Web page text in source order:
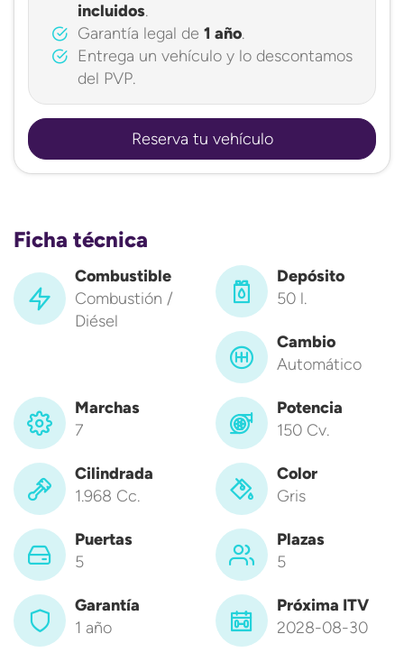
incluidos.
Garantía legal de 1 año.
Entrega un vehículo y lo descontamos
del PVP.
Reserva tu vehículo
Ficha técnica
Combustible
Combustión /
Diésel
Depósito
50 l.
Cambio
Automático
Marchas
7
Potencia
150 Cv.
Cilindrada
1.968 Cc.
Color
Gris
Puertas
5
Plazas
5
Garantía
1 año
Próxima ITV
2028-08-30